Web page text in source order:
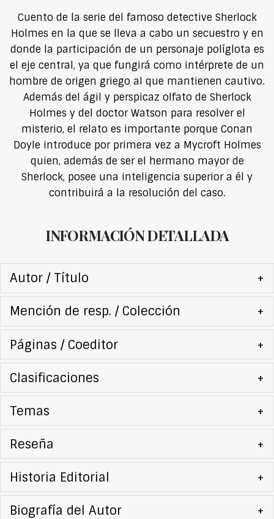
Cuento de la serie del famoso detective Sherlock
Holmes en la que se lleva a cabo un secuestro y en
donde la participación de un personaje políglota es
el eje central, ya que fungirá como intérprete de un
hombre de origen griego al que mantienen cautivo.
Además del ágil y perspicaz olfato de Sherlock
Holmes y del doctor Watson para resolver el
misterio, el relato es importante porque Conan
Doyle introduce por primera vez a Mycroft Holmes
quien, además de ser el hermano mayor de
Sherlock, posee una inteligencia superior a él y
contribuirá a la resolución del caso.
INFORMACIÓN DETALLADA
Autor / Título +
Mención de resp. / Colección +
Páginas / Coeditor +
Clasificaciones +
Temas +
Reseña +
Historia Editorial +
Biografía del Autor +